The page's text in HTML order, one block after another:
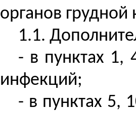
органов грудной
1.1.
- в пунктах 1,
инфекций;
- в пунктах 5,